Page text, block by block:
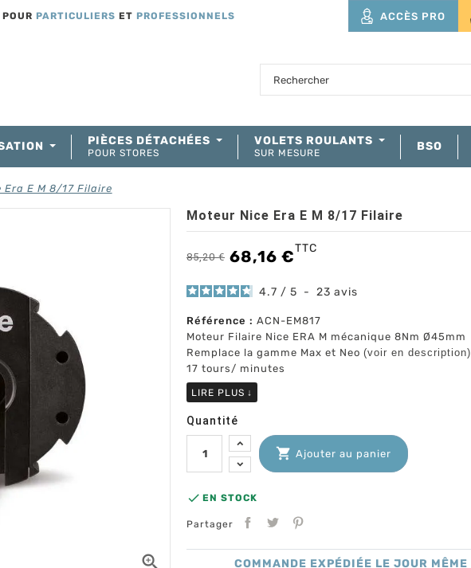
PARTICULIERS ET PROFESSIONNELS ACCÈS PRO
PIÈCES DÉTACHÉES
POUR STORES
VOLETS ROULANTS
SUR MESURE BSO
Era E M 8/17 Filaire

Moteur Nice Era E M 8/17 Filaire
85,20 € 68,16 €TTC
4.7 / 5 - 23 avis
Référence : ACN-EM817
Moteur Filaire Nice ERA M mécanique 8Nm Ø45mm
Remplace la gamme Max et Neo (voir en description)
17 tours/ minutes
LIRE PLUS ↓
Quantité
 Ajouter au panier
 EN STOCK
Partager
COMMANDE EXPÉDIÉE LE JOUR MÊME